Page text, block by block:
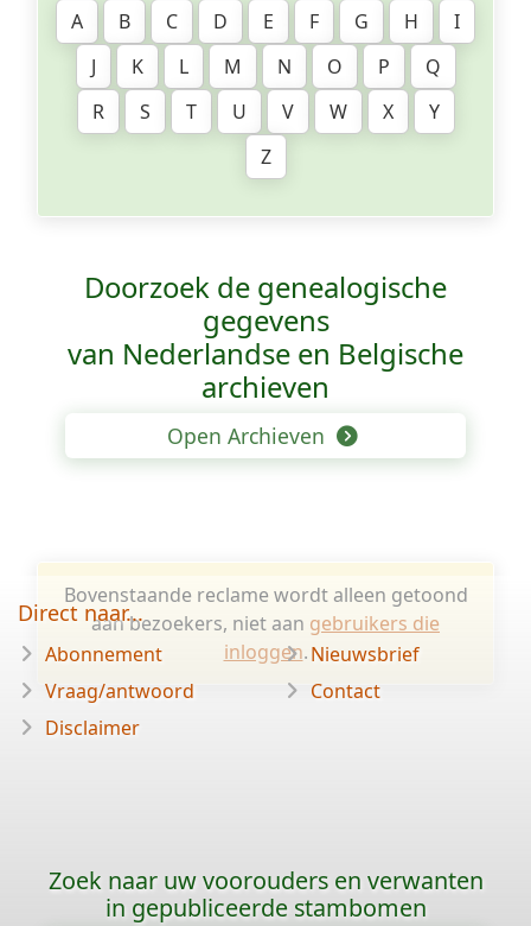
A
B C D E F G H
I
J
K L M N O P
Q
R
S T U V W X
Y
Z
Doorzoek de genealogische
gegevens
van Nederlandse en Belgische
archieven
Open Archieven
Bovenstaande reclame wordt alleen getoond
aan bezoekers, niet aan gebruikers die
inloggen.
Direct naar...
Abonnement
Vraag/antwoord
Disclaimer
Nieuwsbrief
Contact
Zoek naar uw voorouders en verwanten
in gepubliceerde stambomen